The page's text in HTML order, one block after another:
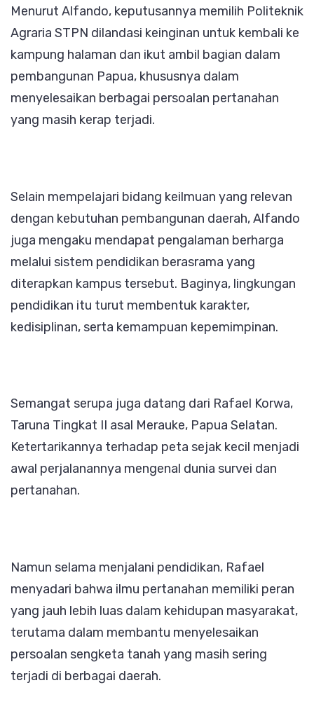
Menurut Alfando, keputusannya memilih Politeknik
Agraria STPN dilandasi keinginan untuk kembali ke
kampung halaman dan ikut ambil bagian dalam
pembangunan Papua, khususnya dalam
menyelesaikan berbagai persoalan pertanahan
yang masih kerap terjadi.
Selain mempelajari bidang keilmuan yang relevan
dengan kebutuhan pembangunan daerah, Alfando
juga mengaku mendapat pengalaman berharga
melalui sistem pendidikan berasrama yang
diterapkan kampus tersebut. Baginya, lingkungan
pendidikan itu turut membentuk karakter,
kedisiplinan, serta kemampuan kepemimpinan.
Semangat serupa juga datang dari Rafael Korwa,
Taruna Tingkat II asal Merauke, Papua Selatan.
Ketertarikannya terhadap peta sejak kecil menjadi
awal perjalanannya mengenal dunia survei dan
pertanahan.
Namun selama menjalani pendidikan, Rafael
menyadari bahwa ilmu pertanahan memiliki peran
yang jauh lebih luas dalam kehidupan masyarakat,
terutama dalam membantu menyelesaikan
persoalan sengketa tanah yang masih sering
terjadi di berbagai daerah.